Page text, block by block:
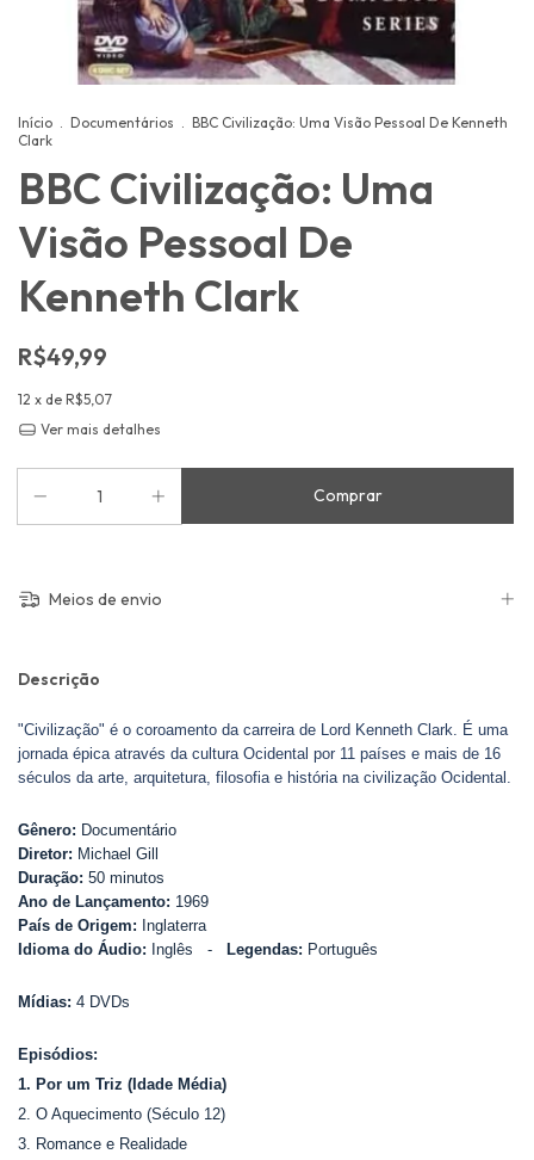
Início . Documentários . BBC Civilização: Uma Visão Pessoal De Kenneth
Clark
BBC Civilização: Uma
Visão Pessoal De
Kenneth Clark
R$49,99
12 x de R$5,07
Ver mais detalhes
Meios de envio
Descrição
"Civilização" é o coroamento da carreira de Lord Kenneth Clark. É uma
jornada épica através da cultura Ocidental por 11 países e mais de 16
séculos da arte, arquitetura, filosofia e história na civilização Ocidental.
Gênero: Documentário
Diretor: Michael Gill
Duração: 50 minutos
Ano de Lançamento: 1969
País de Origem: Inglaterra
Idioma do Áudio: Inglês - Legendas: Português
Mídias: 4 DVDs
Episódios:
1. Por um Triz (Idade Média)
2. O Aquecimento (Século 12)
3. Romance e Realidade